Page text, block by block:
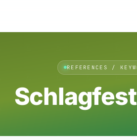
REFERENCES /